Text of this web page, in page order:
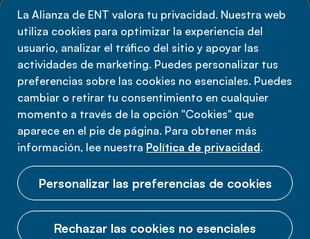
La Alianza de ENT valora tu privacidad. Nuestra web
utiliza cookies para optimizar la experiencia del
usuario, analizar el tráfico del sitio y apoyar las
actividades de marketing. Puedes personalizar tus
preferencias sobre las cookies no esenciales. Puedes
cambiar o retirar tu consentimiento en cualquier
momento a través de la opción "Cookies" que
aparece en el pie de página. Para obtener más
información, lee nuestra Política de privacidad.
Personalizar las preferencias de cookies
Rechazar las cookies no esenciales
Suscríbete ahora
Política de privacidad
Términos de uso